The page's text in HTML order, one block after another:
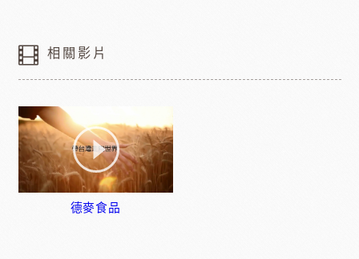
相關影片
德麥食品